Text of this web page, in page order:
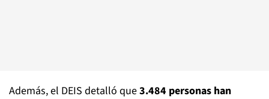
Además, el DEIS detalló que3.484 personas han